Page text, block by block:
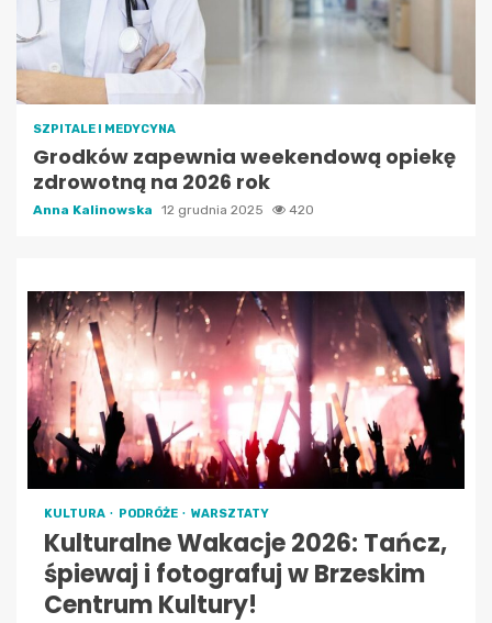
SZPITALE I MEDYCYNA
Grodków zapewnia weekendową opiekę
zdrowotną na 2026 rok
Anna Kalinowska 12 grudnia 2025 420
KULTURA PODRÓŻE WARSZTATY
Kulturalne Wakacje 2026: Tańcz,
śpiewaj i fotografuj w Brzeskim
Centrum Kultury!